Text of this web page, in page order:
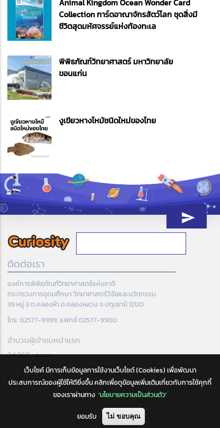
Collection การ์ดอาณาจักรสัตว์โลก ชุดสิ่งมี
ชีวิตสุดมหัศจรรย์แห่งท้องทะเล
พิพิธภัณฑ์วิทยาศาสตร์ มหาวิทยาลัย
ขอนแก่น
งูเขียวหางไหม้ชนิดใหม่ของไทย
ติดต่อเรา
องค์การพิพิธภัณฑ์วิทยาศาสตร์แห่งชาติ
กระทรวงการอุดมศึกษา วิทยาศาสตร์วิจัยและนวัตกรรม
39 หมู่ 3 ต.คลองห้า อ.คลองหลวง จ.ปทุมธานี 12120
โทร: 02577-9999, แฟกซ์ 02577-9900
จำนวนผู้เข้าชมหน้าแรก
24,360 views
เว็บไซค์ มีการเก็บข้อมูลการใช้งานเว็บไซต์ (Cookies) เพื่อพัฒนา
ประสบการณ์ของผู้ใช้ให้ดียิ่งขึ้น คลิกเพื่อดูข้อมูลเพิ่มเติมเกี่ยวกับการใช้คุกกี้
ของเราผ่านทาง ‘นโยบายความเป็นส่วนตัว'
ยอมรับ ไม่ ขอบคุณ